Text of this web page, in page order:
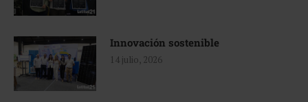
Innovación sostenible
14 julio, 2026